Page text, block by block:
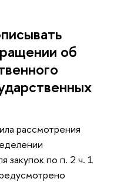
об
рассмотрения
закупок по п. 2 ч. 1